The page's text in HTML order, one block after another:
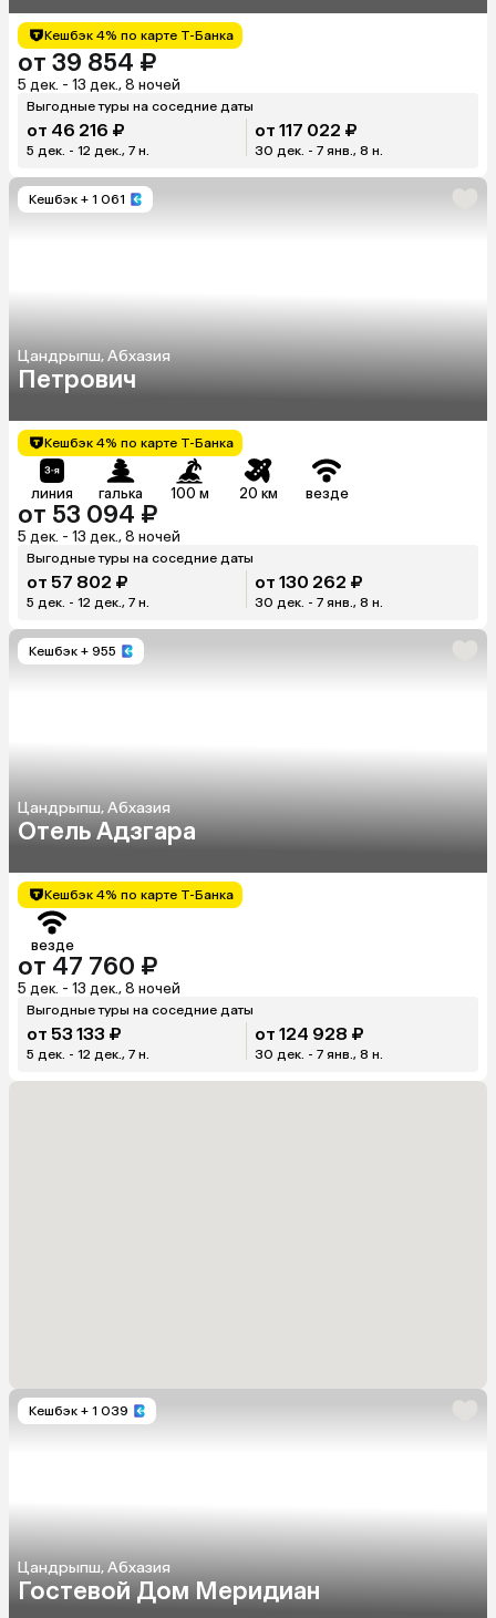
Кешбэк 4% по карте Т-Банка
от 39 854 ₽
5 дек. - 13 дек., 8 ночей
Выгодные туры на соседние даты
от 46 216 ₽
5 дек. - 12 дек., 7 н.
от 117 022 ₽
30 дек. - 7 янв., 8 н.
Кешбэк + 1 061
Цандрыпш, Абхазия
Петрович
Кешбэк 4% по карте Т-Банка
линия галька 100 м 20 км везде
от 53 094 ₽
5 дек. - 13 дек., 8 ночей
Выгодные туры на соседние даты
от 57 802 ₽
5 дек. - 12 дек., 7 н.
от 130 262 ₽
30 дек. - 7 янв., 8 н.
Кешбэк + 955
Цандрыпш, Абхазия
Отель Адзгара
Кешбэк 4% по карте Т-Банка
везде
от 47 760 ₽
5 дек. - 13 дек., 8 ночей
Выгодные туры на соседние даты
от 53 133 ₽
5 дек. - 12 дек., 7 н.
от 124 928 ₽
30 дек. - 7 янв., 8 н.
Кешбэк + 1 039
Цандрыпш, Абхазия
Гостевой Дом Меридиан